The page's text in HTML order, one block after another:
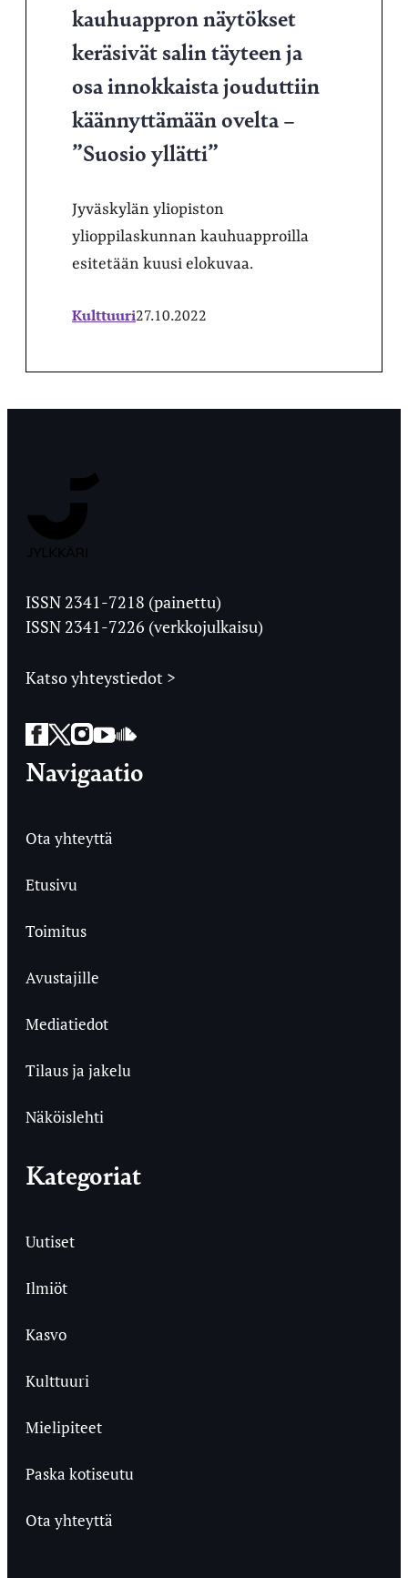
kauhuappron näytökset
keräsivät salin täyteen ja
osa innokkaista jouduttiin
käännyttämään ovelta –
”Suosio yllätti”
Jyväskylän yliopiston
ylioppilaskunnan kauhuapproilla
esitetään kuusi elokuvaa.
Kulttuuri27.10.2022
Ylioppilaslehti
ISSN 2341-7218 (painettu)
ISSN 2341-7226 (verkkojulkaisu)
Katso yhteystiedot >
Facebook
Twitter
Instagram
YouTube
SoundCloud
Navigaatio
Ota yhteyttä
Etusivu
Toimitus
Avustajille
Mediatiedot
Tilaus ja jakelu
Näköislehti
Kategoriat
Uutiset
Ilmiöt
Kasvo
Kulttuuri
Mielipiteet
Paska kotiseutu
Ota yhteyttä